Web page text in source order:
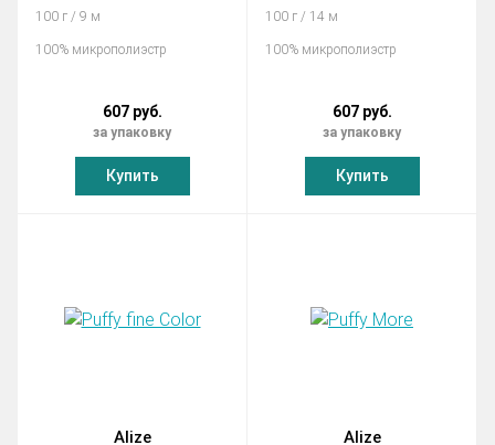
100 г / 9 м
100% микрополиэстр
607 руб.
за упаковку
Купить
100 г / 14 м
100% микрополиэстр
607 руб.
за упаковку
Купить
Alize Alize